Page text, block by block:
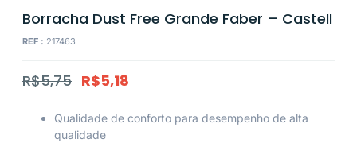
Borracha Dust Free Grande Faber – Castell
REF : 217463
R$5,75 R$5,18
Qualidade de conforto para desempenho de alta
qualidade